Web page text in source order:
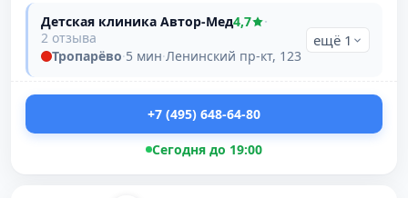
Детская клиника Автор-Мед4,7
·
2 отзыва
Тропарёво·5 мин·Ленинский пр-кт, 123
ещё 1
+7 (495) 648-64-80
Сегодня до 19:00